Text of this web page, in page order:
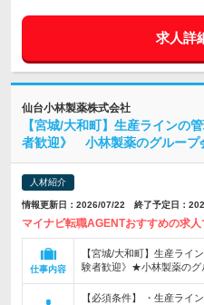
求人詳
仙台小林製薬株式会社
【宮城/大和町】生産ラインの
者歓迎》 小林製薬のグループ
人材紹介
情報更新日：2026/07/22 終了予定日：
マイナビ転職AGENTおすすめの求人
仕事内容
【宮城/大和町】生産ライ
験者歓迎》★小林製薬の
【必須条件】 ・生産ライ